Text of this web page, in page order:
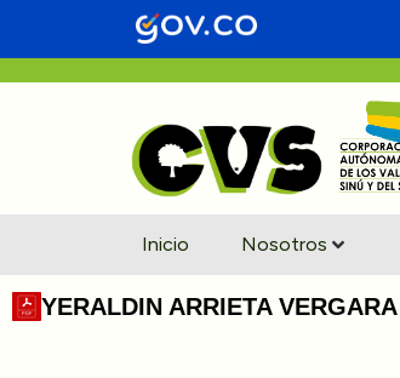
Inicio Nosotros
YERALDIN ARRIETA VERGARA